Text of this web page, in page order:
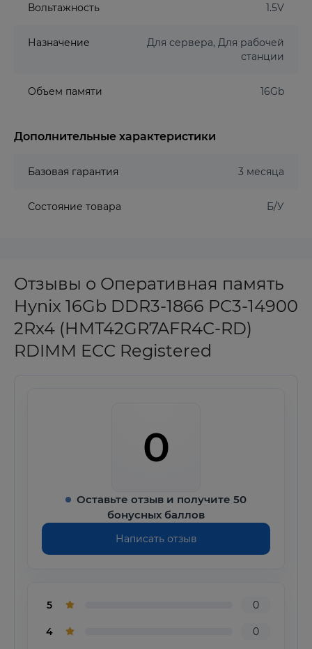
Вольтажность 1.5V
Назначение
Для сервера, Для рабочей
станции
Объем памяти 16Gb
Дополнительные характеристики
Базовая гарантия 3 месяца
Состояние товара Б/У
Отзывы о Оперативная память
Hynix 16Gb DDR3-1866 PC3-14900
2Rx4 (HMT42GR7AFR4C-RD)
RDIMM ECC Registered
0
Оставьте отзыв и получите 50
бонусных баллов
Написать отзыв
5 0
4 0